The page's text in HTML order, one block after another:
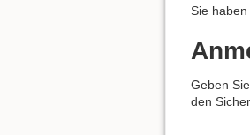
Sie
Geben
den